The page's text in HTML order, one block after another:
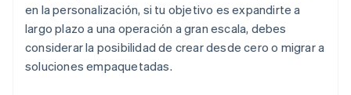
en la personalización, si tu objetivo es expandirte a
largo plazo a una operación a gran escala, debes
considerar la posibilidad de crear desde cero o migrar a
soluciones empaquetadas.